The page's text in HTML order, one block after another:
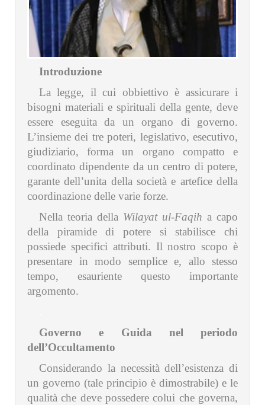
Introduzione
La legge, il cui obbiettivo è assicurare i
bisogni materiali e spirituali della gente, deve
essere eseguita da un organo di governo.
L’insieme dei tre poteri, legislativo, esecutivo,
giudiziario, forma un organo compatto e
coordinato dipendente da un centro di potere,
garante dell’unita della società e artefice della
coordinazione delle varie forze.
Nella teoria della Wilayat ul-Faqih a capo
della piramide di potere si stabilisce chi
possiede specifici attributi. Il nostro scopo è
presentare in modo semplice e, allo stesso
tempo, esauriente questo importante
argomento.
Governo e Guida nel periodo
dell’Occultamento
Considerando la necessità dell’esistenza di
un governo (tale principio è dimostrabile) e le
qualità che deve possedere colui che governa,